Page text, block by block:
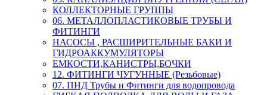
КОЛЛЕКТОРНЫЕ ГРУППЫ
06. МЕТАЛЛОПЛАСТИКОВЫЕ ТРУБЫ И
ФИТИНГИ
НАСОСЫ , РАСШИРИТЕЛЬНЫЕ БАКИ И
ГИДРОАККУМУЛЯТОРЫ
ЕМКОСТИ,КАНИСТРЫ,БОЧКИ
12. ФИТИНГИ ЧУГУННЫЕ (Резьбовые)
07. ПНД Трубы и Фитинги для водопровода